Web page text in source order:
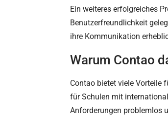
Ein weiteres erfolgreiches
Benutzerfreundlichkeit
ihre Kommunikation
Warum Contao
Contao bietet viele Vorteile
für Schulen mit
Anforderungen problemlos